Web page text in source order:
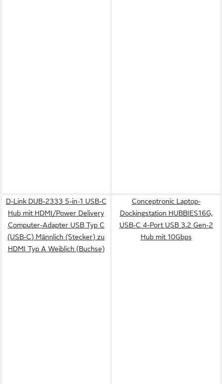
D-Link DUB-2333 5-in-1 USB-C
Hub mit HDMI/Power Delivery
Computer-Adapter USB Typ C
(USB-C) Männlich (Stecker) zu
HDMI Typ A Weiblich (Buchse)
Conceptronic Laptop-
Dockingstation HUBBIES16G,
USB-C 4-Port USB 3.2 Gen-2
Hub mit 10Gbps